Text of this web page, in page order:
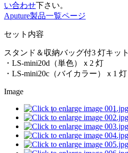
い合わせ下さい。
Aputure製品一覧ページ
セット内容
スタンド＆収納バッグ付3 灯キット
・LS-mini20d（単色）ｘ2 灯
・LS-mini20c（バイカラー）ｘ1 灯
Image